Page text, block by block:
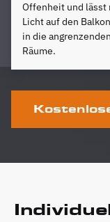
Offenheit und lässt
Licht auf den
in die angrenzenden
Räume.